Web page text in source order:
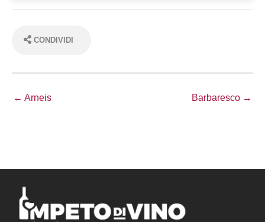
CONDIVIDI
← Arneis Barbaresco →